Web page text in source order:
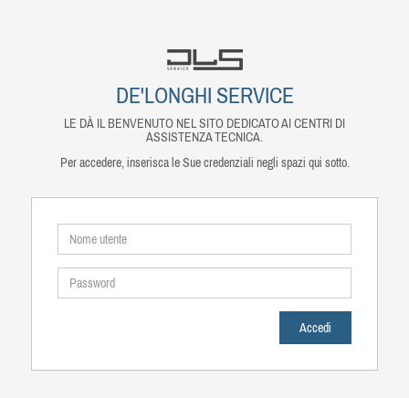
DE'LONGHI SERVICE
LE DÀ IL BENVENUTO NEL SITO DEDICATO AI CENTRI DI
ASSISTENZA TECNICA.
Per accedere, inserisca le Sue credenziali negli spazi qui sotto.